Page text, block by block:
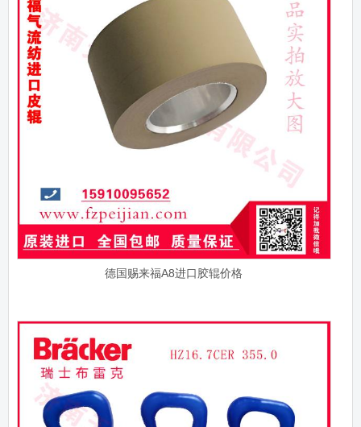
德国赐来福A8进口胶辊价格